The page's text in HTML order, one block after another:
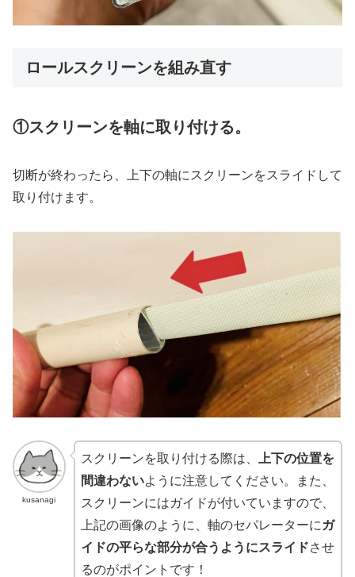
ロールスクリーンを組み直す
①スクリーンを軸に取り付ける。
切断が終わったら、上下の軸にスクリーンをスライドして
取り付けます。
kusanagi
スクリーンを取り付ける際は、
上下の位置を
間違わないように注意してください。また、
スクリーンにはガイドが付いていますので、
上記の画像のように、軸のセパレーターに ガ
イドの平らな部分が合うようにスライドさせ
るのがポイントです！